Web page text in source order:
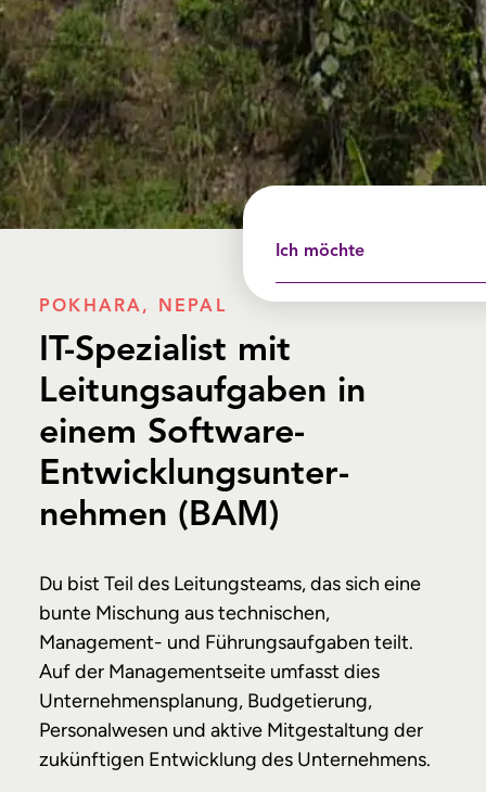
Ich möchte
POKHARA, NEPAL
IT-Spezialist mit
Leitungsaufgaben in
einem Software-
Entwicklungs­unter­
nehmen (BAM)
Du bist Teil des Leitungsteams, das sich eine
bunte Mischung aus technischen,
Management- und Führungsaufgaben teilt.
Auf der Managementseite umfasst dies
Unternehmensplanung, Budgetierung,
Personalwesen und aktive Mitgestaltung der
zukünftigen Entwicklung des Unternehmens.